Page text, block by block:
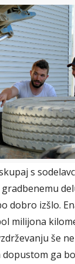
s
dobro izšlo.
milijona
še
ga